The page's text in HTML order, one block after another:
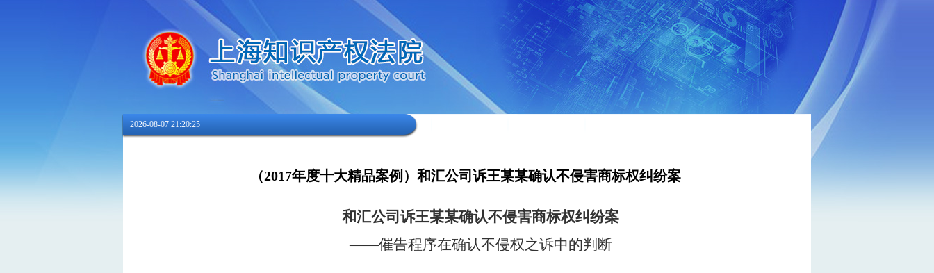
2026-08-07 21:20:25
（2017年度十大精品案例）和汇公司诉王某某确认不侵害商标权纠纷案
和汇公司诉王某某确认不侵害商标权纠纷案
——催告程序在确认不侵权之诉中的判断